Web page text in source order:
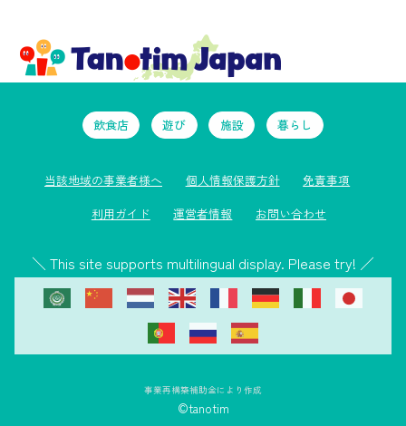
飲食店 遊び 施設 暮らし
当該地域の事業者様へ 個人情報保護方針
免責事項
利用ガイド
運営者情報 お問い合わせ
＼ This site supports multilingual display. Please try! ／
事業再構築補助金により作成
©tanotim